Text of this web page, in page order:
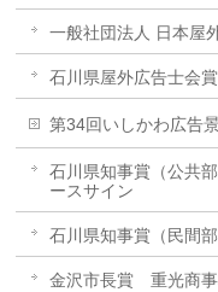
一般社団法人 日本屋
石川県屋外広告士会
第34回いしかわ広告
石川県知事賞（公共
ースサイン
石川県知事賞（民
金沢市長賞 重光商